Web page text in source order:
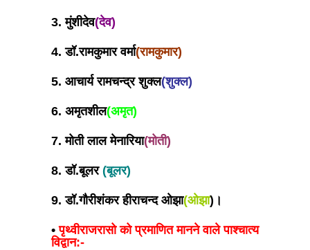
3. मुंशीदेव(देव)
4. डॉ.रामकुमार वर्मा(रामकुमार)
5. आचार्य रामचन्द्र शुक्ल(शुक्ल)
6. अमृतशील(अमृत)
7. मोती लाल मेनारिया(मोती)
8. डॉ.बूलर (बूलर)
9. डॉ.गौरीशंकर हीराचन्द ओझा(ओझा)।
•पृथ्वीराजरासो को प्रमाणित मानने वाले पाश्चात्य
विद्वान:-